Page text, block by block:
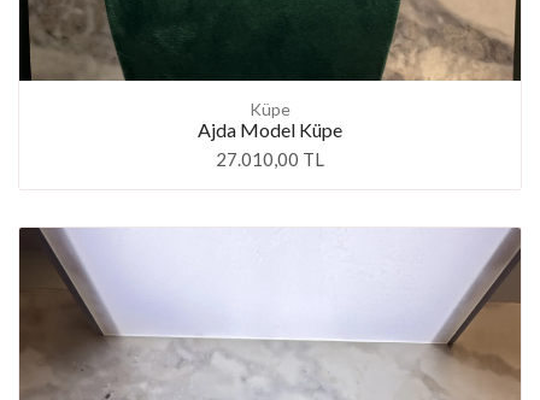
Küpe
Ajda Model Küpe
27.010,00 TL